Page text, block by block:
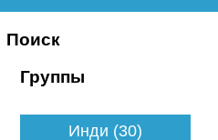
Поиск
Группы
Инди (30)